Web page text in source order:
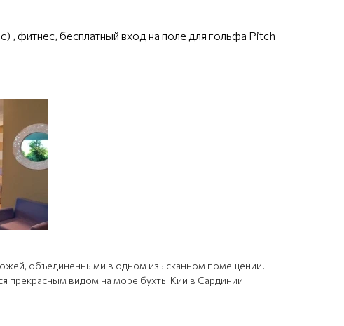
, фитнес, бесплатный вход на поле для гольфа Pitch
объединенными в одном изысканном помещении.
прекрасным видом на море бухты Кии в Сардинии